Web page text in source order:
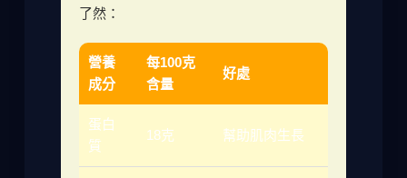
了然：
營養
成分
每100克
含量
好處
蛋白
質
18克 幫助肌肉生長